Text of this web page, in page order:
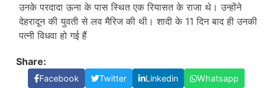
उनके परदादा ऊना के पास स्थित एक रियासत के राजा थे। उन्होंने
देहरादून की युवती से लव मैरिज की थी। शादी के 11 दिन बाद ही उनकी
पत्नी विधवा हो गई हैं
Share:
Facebook Twitter Linkedin
Whatsapp